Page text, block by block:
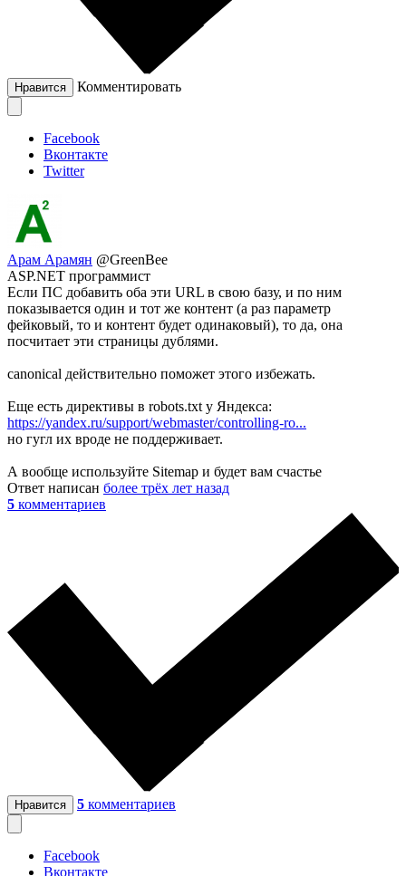
Нравится Комментировать
Facebook
Вконтакте
Twitter
Арам Арамян @GreenBee
ASP.NET программист
Если ПС добавить оба эти URL в свою базу, и по ним
показывается один и тот же контент (а раз параметр
фейковый, то и контент будет одинаковый), то да, она
посчитает эти страницы дублями.
canonical действительно поможет этого избежать.
Еще есть директивы в robots.txt у Яндекса:
https://yandex.ru/support/webmaster/controlling-ro...
но гугл их вроде не поддерживает.
А вообще используйте Sitemap и будет вам счастье
Ответ написан более трёх лет назад
5 комментариев
Нравится 5 комментариев
Facebook
Вконтакте